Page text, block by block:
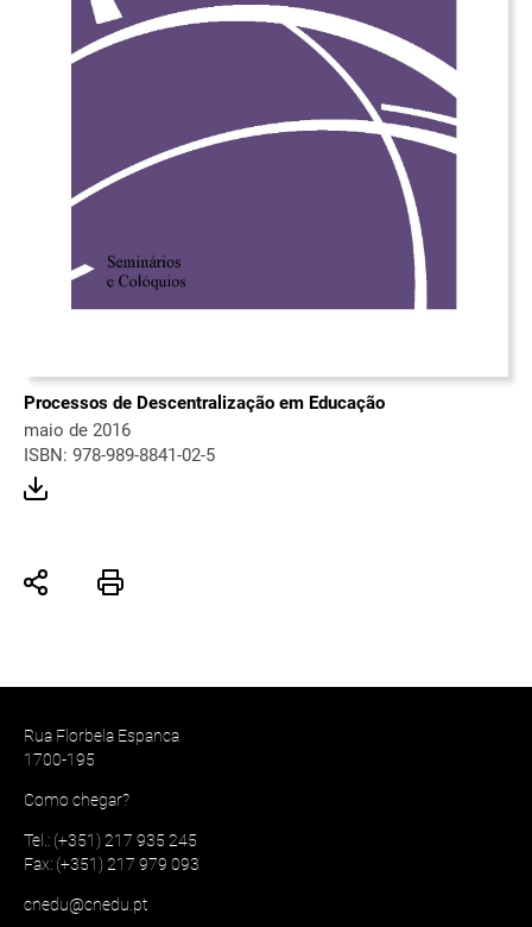
Processos de Descentralização em Educação
maio de 2016
ISBN: 978-989-8841-02-5
Rua Florbela Espanca
1700-195
Como chegar?
Tel.: (+351) 217 935 245
Fax: (+351) 217 979 093
cnedu@cnedu.pt